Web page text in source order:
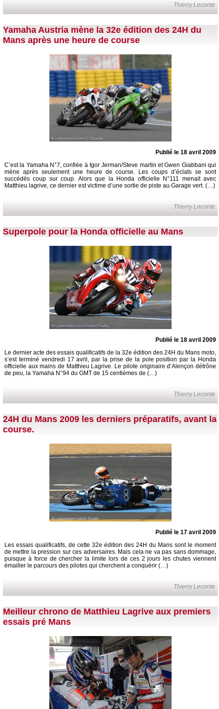
Thierry Leconte
Yamaha Austria mène la 32e édition des 24H du
Mans après une heure de course
Publié le 18 avril 2009
C’est la Yamaha N°7, confiée à Igor Jerman/Steve martin et Gwen Giabbani qui
mène après seulement une heure de course. Les coups d’éclats se sont
succédés coup sur coup. Alors que la Honda officielle N°111 menait avec
Matthieu lagrive, ce dernier est victime d’une sortie de piste au Garage vert. (…)
Thierry Leconte
Superpole pour la Honda officielle au Mans
Publié le 18 avril 2009
Le dernier acte des essais qualificatifs de la 32e édition des 24H du Mans moto,
s’est terminé vendredi 17 avril, par la prise de la pole position par la Honda
officielle aux mains de Matthieu Lagrive. Le pilote originaire d’Alençon détrône
de peu, la Yamaha N°94 du GMT de 15 centièmes de (…)
Thierry Leconte
24H du Mans 2009 les derniers préparatifs, avant la
course.
Publié le 17 avril 2009
Les essais qualificatifs, de cette 32e édition des 24H du Mans sont le moment
de mettre la pression sur ces adversaires. Mais cela ne va pas sans dommage,
puisque à force de chercher la limite lors de ces 2 jours les chutes viennent
émailler le parcours des pilotes qui cherchent a conquérir (…)
Thierry Leconte
Meilleur chrono de Matthieu Lagrive aux premiers
essais pré Mans